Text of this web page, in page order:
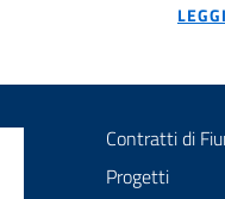
Contratti di
Progetti